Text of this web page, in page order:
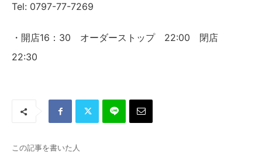
Tel: 0797-77-7269
・開店16：30 オーダーストップ 22:00 閉店
22:30
この記事を書いた人